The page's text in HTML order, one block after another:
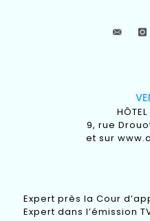
9, rue
et sur
Expert près la Cour
Expert dans l’émission